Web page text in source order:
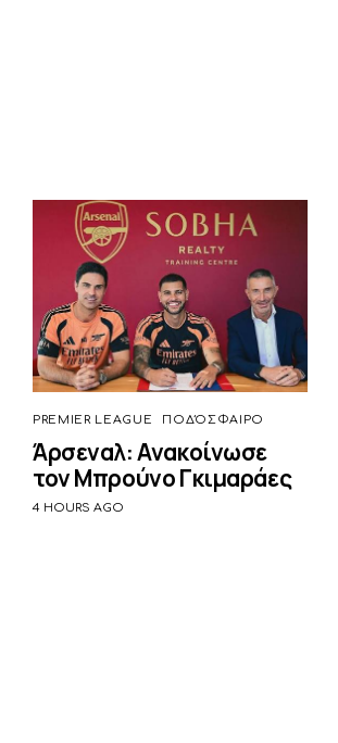
PREMIER LEAGUE ΠΟΔΌΣΦΑΙΡΟ
Άρσεναλ: Ανακοίνωσε
τον Μπρούνο Γκιμαράες
4 HOURS AGO